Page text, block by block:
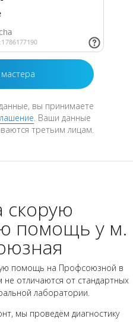
вы принимаете
. Ваши данные
третьим лицам.
помощь у м.
помощь на Профсоюзной в
отличаются от стандартных
лаборатории.
мы проведём диагностику